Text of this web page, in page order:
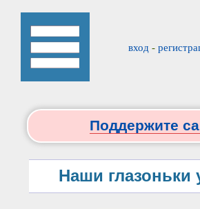
вход -
Поддержите
Наши глазоньки